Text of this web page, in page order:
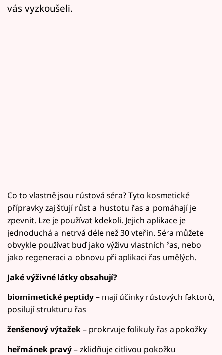
vás vyzkoušeli.
Co to vlastně jsou růstová séra? Tyto kosmetické
přípravky zajišťují růst a hustotu řas a pomáhají je
zpevnit. Lze je používat kdekoli. Jejich aplikace je
jednoduchá a netrvá déle než 30 vteřin. Séra můžete
obvykle používat buď jako výživu vlastních řas, nebo
jako regeneraci a obnovu při aplikaci řas umělých.
Jaké výživné látky obsahují?
biomimetické peptidy– mají účinky růstových faktorů,
posilují strukturu řas
ženšenový výtažek– prokrvuje folikuly řas a pokožky
heřmánek pravý– zklidňuje citlivou pokožku